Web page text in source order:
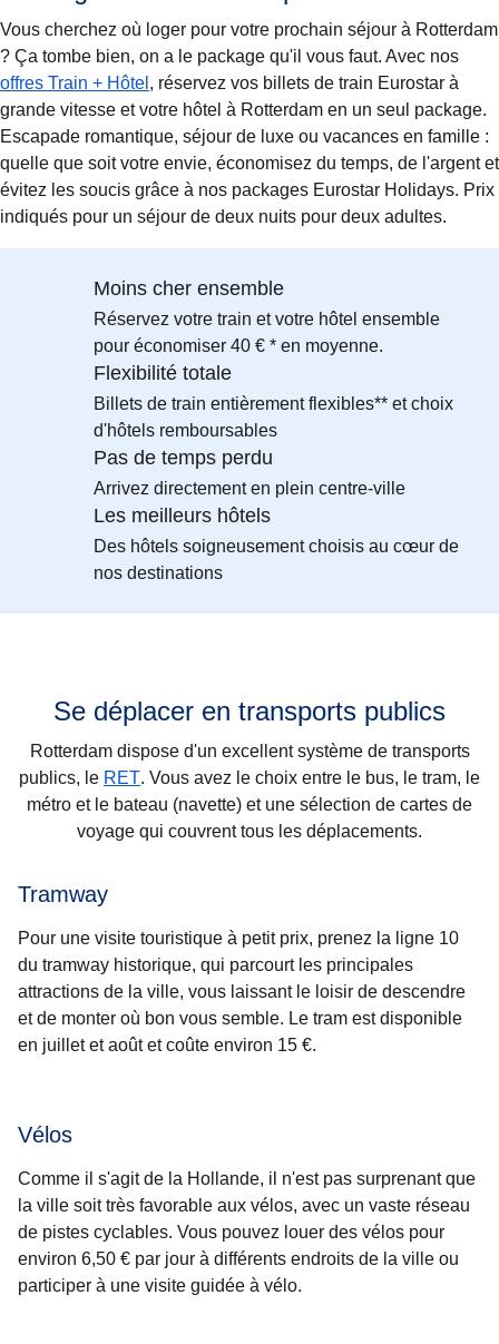
Vous cherchez où loger pour votre prochain séjour à Rotterdam
? Ça tombe bien, on a le package qu'il vous faut. Avec nos
offres Train + Hôtel , réservez vos billets de train Eurostar à
grande vitesse et votre hôtel à Rotterdam en un seul package.
Escapade romantique, séjour de luxe ou vacances en famille :
quelle que soit votre envie, économisez du temps, de l'argent et
évitez les soucis grâce à nos packages Eurostar Holidays. Prix
indiqués pour un séjour de deux nuits pour deux adultes.
Moins cher ensemble
Réservez votre train et votre hôtel ensemble
pour économiser 40 € * en moyenne.
Flexibilité totale
Billets de train entièrement flexibles** et choix
d'hôtels remboursables
Pas de temps perdu
Arrivez directement en plein centre-ville
Les meilleurs hôtels
Des hôtels soigneusement choisis au cœur de
nos destinations
Se déplacer en transports publics
Rotterdam dispose d'un excellent système de transports
publics, le RET( Ouvre un nouvel onglet)
. Vous avez le choix entre le bus, le tram, le
métro et le bateau (navette) et une sélection de cartes de
voyage qui couvrent tous les déplacements.
Tramway
Pour une visite touristique à petit prix, prenez la ligne 10
du tramway historique, qui parcourt les principales
attractions de la ville, vous laissant le loisir de descendre
et de monter où bon vous semble. Le tram est disponible
en juillet et août et coûte environ 15 €.
Vélos
Comme il s'agit de la Hollande, il n'est pas surprenant que
la ville soit très favorable aux vélos, avec un vaste réseau
de pistes cyclables. Vous pouvez louer des vélos pour
environ 6,50 € par jour à différents endroits de la ville ou
participer à une visite guidée à vélo.